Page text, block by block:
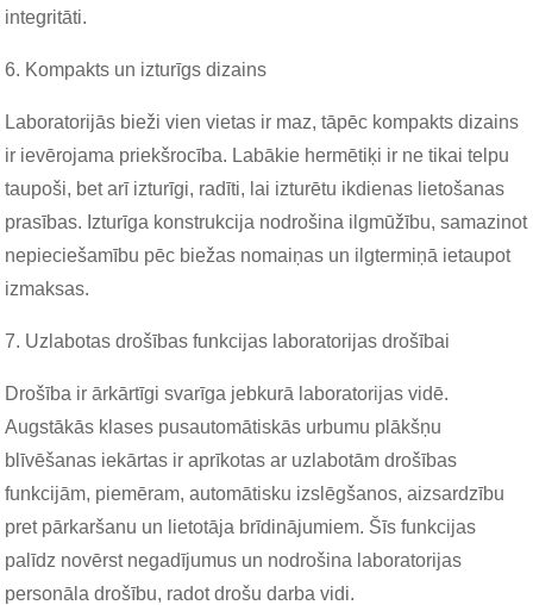
integritāti.
6. Kompakts un izturīgs dizains
Laboratorijās bieži vien vietas ir maz, tāpēc kompakts dizains
ir ievērojama priekšrocība. Labākie hermētiķi ir ne tikai telpu
taupoši, bet arī izturīgi, radīti, lai izturētu ikdienas lietošanas
prasības. Izturīga konstrukcija nodrošina ilgmūžību, samazinot
nepieciešamību pēc biežas nomaiņas un ilgtermiņā ietaupot
izmaksas.
7. Uzlabotas drošības funkcijas laboratorijas drošībai
Drošība ir ārkārtīgi svarīga jebkurā laboratorijas vidē.
Augstākās klases pusautomātiskās urbumu plākšņu
blīvēšanas iekārtas ir aprīkotas ar uzlabotām drošības
funkcijām, piemēram, automātisku izslēgšanos, aizsardzību
pret pārkaršanu un lietotāja brīdinājumiem. Šīs funkcijas
palīdz novērst negadījumus un nodrošina laboratorijas
personāla drošību, radot drošu darba vidi.